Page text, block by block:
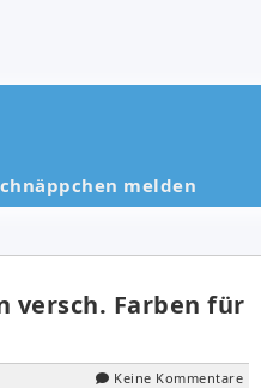
melden
versch. Farben für
Keine Kommentare